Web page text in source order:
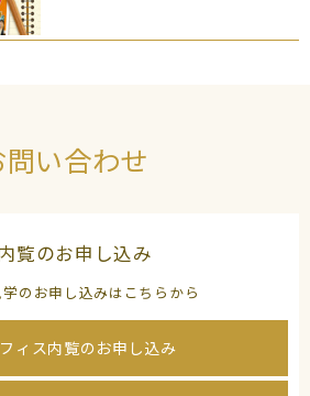
問い合わせ
覧のお申し込み
のお申し込みはこちらから
ィス内覧のお申し込み